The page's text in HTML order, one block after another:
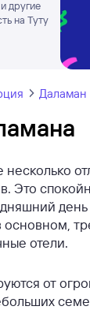
другие
на Туту
Даламан
Это
день
основном,
отели.
от